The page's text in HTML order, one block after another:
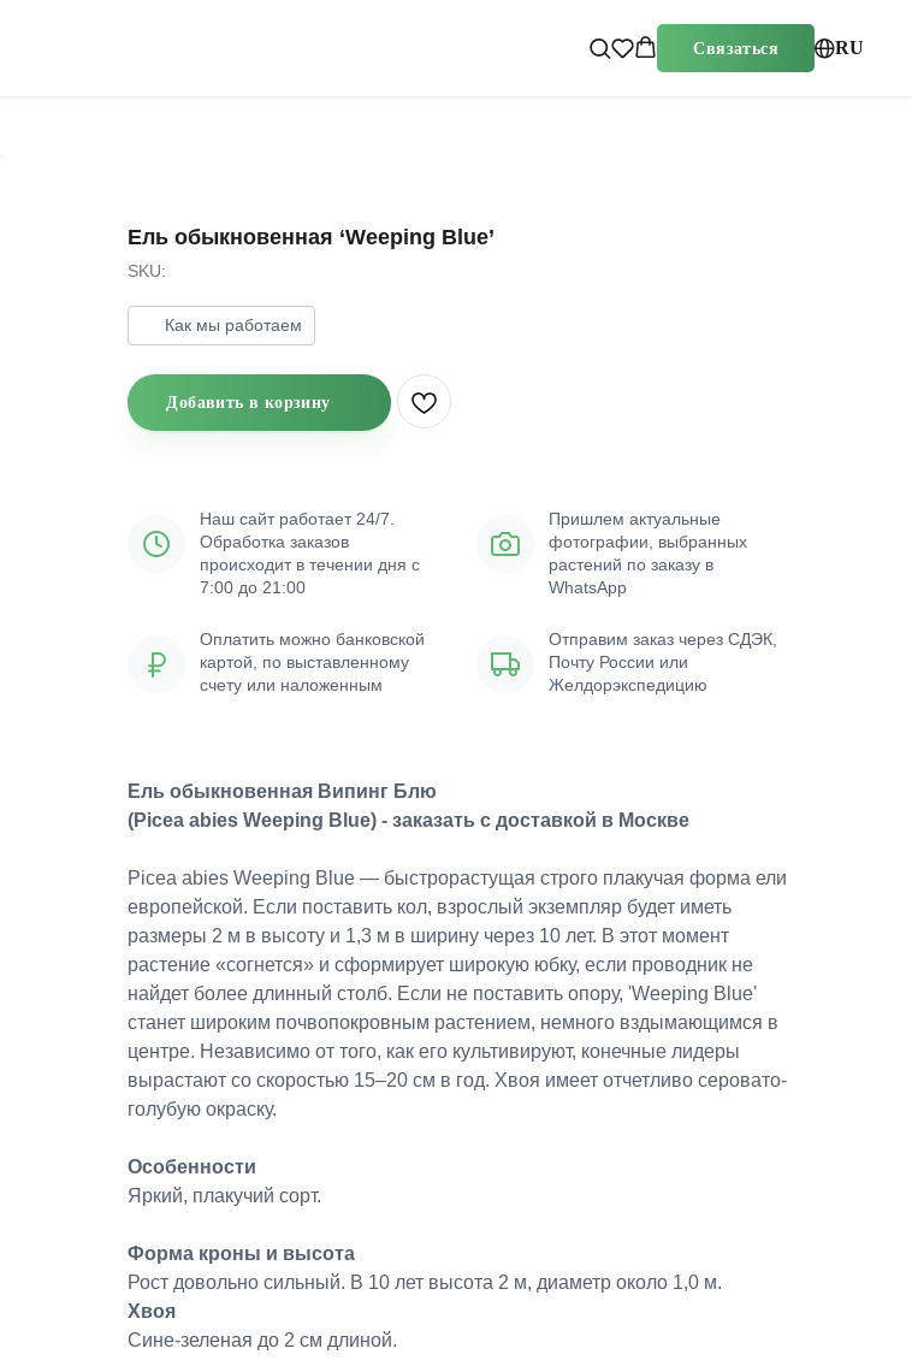
Связаться RU
Ель обыкновенная ‘Weeping Blue’
SKU:
Как мы работаем
Добавить в корзину
Наш сайт работает 24/7.
Обработка заказов
происходит в течении дня с
7:00 до 21:00
Пришлем актуальные
фотографии, выбранных
растений по заказу в
WhatsApp
Отправим заказ через СДЭК,
Почту России или
Желдорэкспедицию
Оплатить можно банковской
картой, по выставленному
счету или наложенным
Ель обыкновенная Випинг Блю
(Picea abies Weeping Blue) - заказать с доставкой в Москве
Picea abies Weeping Blue — быстрорастущая строго плакучая форма ели
европейской. Если поставить кол, взрослый экземпляр будет иметь
размеры 2 м в высоту и 1,3 м в ширину через 10 лет. В этот момент
растение «согнется» и сформирует широкую юбку, если проводник не
найдет более длинный столб. Если не поставить опору, 'Weeping Blue'
станет широким почвопокровным растением, немного вздымающимся в
центре. Независимо от того, как его культивируют, конечные лидеры
вырастают со скоростью 15–20 см в год. Хвоя имеет отчетливо серовато-
голубую окраску.
Особенности
Яркий, плакучий сорт.
Форма кроны и высота
Рост довольно сильный. В 10 лет высота 2 м, диаметр около 1,0 м.
Хвоя
Сине-зеленая до 2 см длиной.